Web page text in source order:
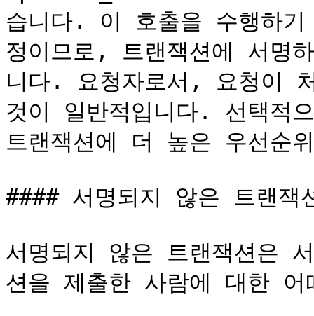
습니다. 이 호출을 수행하
정이므로, 트랜잭션에 서명
니다. 요청자로서, 요청이
것이 일반적입니다. 선택적
트랜잭션에 더 높은 우선순
#### 서명되지 않은 트랜잭
서명되지 않은 트랜잭션은
션을 제출한 사람에 대한